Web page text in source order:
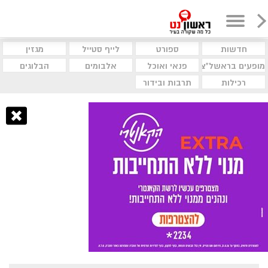
חדשות ספורט לייף סטייל
מגזין
מופעים בראשל"צ
פנאי ואוכל אלבומים
הבלוגים
רכילות
תרבות ובידור